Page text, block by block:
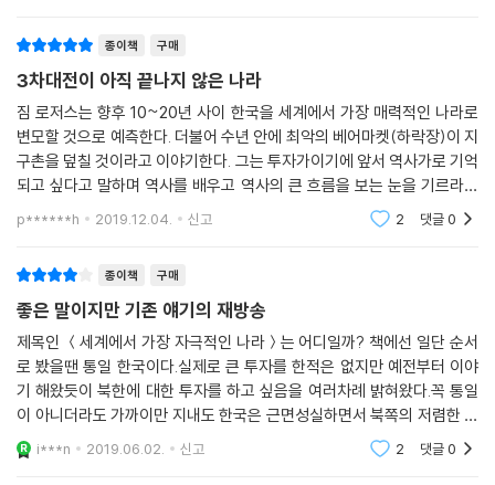
종이책 구매
3차대전이 아직 끝나지 않은 나라
짐 로저스는 향후 10~20년 사이 한국을 세계에서 가장 매력적인 나라로
변모할 것으로 예측한다. 더불어 수년 안에 최악의 베어마켓(하락장)이 지
구촌을 덮칠 것이라고 이야기한다. 그는 투자가이기에 앞서 역사가로 기억
되고 싶다고 말하며 역사를 배우고 역사의 큰 흐름을 보는 눈을 기르라고
당부한다. 그는 예일대에서 미국사와 유럽사를, 옥스퍼드대에서 영국사를
전공했다. "나는
p******h 2019.12.04. 신고 2 댓글0
종이책 구매
좋은 말이지만 기존 얘기의 재방송
제목인 ＜세계에서 가장 자극적인 나라＞는 어디일까? 책에선 일단 순서
로 봤을땐 통일 한국이다.실제로 큰 투자를 한적은 없지만 예전부터 이야
기 해왔듯이 북한에 대한 투자를 하고 싶음을 여러차례 밝혀왔다.꼭 통일
이 아니더라도 가까이만 지내도 한국은 근면성실하면서 북쪽의 저렴한 인
건비와 한국의 기술에 대한 전망일 밝으며, 통일까지 된다면 늘어나는 인
구, 특히 노령화가 늦
i***n 2019.06.02. 신고 2 댓글0